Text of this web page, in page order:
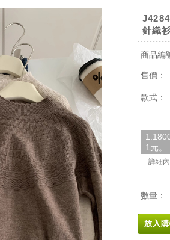
針織
商品編
售價：
款式：
1元。
. . . 詳細
數量：
放入